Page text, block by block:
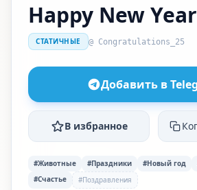
Happy New
СТАТИЧНЫЕ @ Congratulations_25
Добавить в
В избранное
#Животные #Праздники #Новый год
#Счастье
#Поздравления